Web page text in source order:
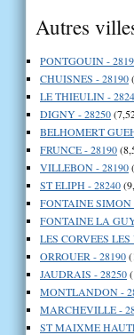
Autres
PONTGOUIN -
CHUISNES - 28190
LE THIEULIN -
DIGNY - 28250
BELHOMERT
FRUNCE - 28190
VILLEBON - 28190
ST ELIPH - 28240
FONTAINE SIMON
FONTAINE LA
LES CORVEES
ORROUER - 28190
JAUDRAIS - 28250
MONTLANDON -
MARCHEVILLE -
ST MAIXME